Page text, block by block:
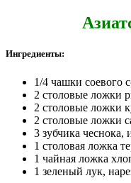
Ингредиенты:
1/4 чашки соевого
2 столовые ложки
2 столовые ложки
2 столовые ложки
3 зубчика чеснока,
1 столовая ложка
1 чайная ложка
1 зеленый лук,